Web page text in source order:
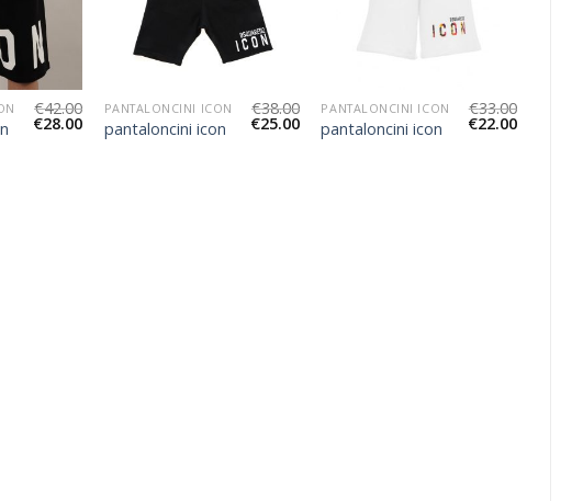
€42.00
€28.00
PANTALONCINI ICON
pantaloncini icon
€38.00
€25.00
PANTALONCINI ICON
pantaloncini icon
€33.00
€22.00